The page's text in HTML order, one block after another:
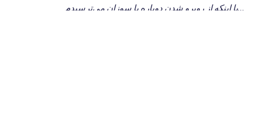
با اینکه از روبرو شدن دوباره با سوزان می‌ترسیدم…